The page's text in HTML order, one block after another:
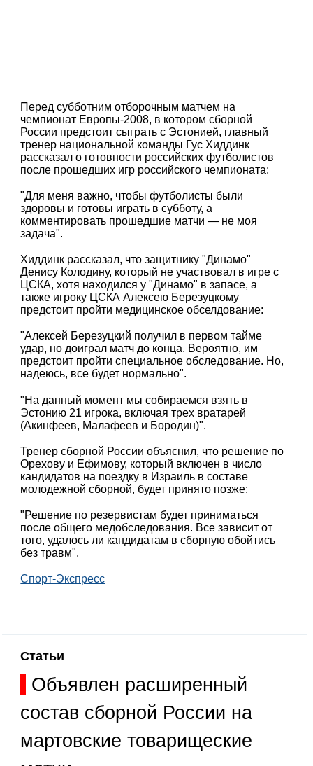
Перед субботним отборочным матчем на
чемпионат Европы-2008, в котором сборной
России предстоит сыграть с Эстонией, главный
тренер национальной команды Гус Хиддинк
рассказал о готовности российских футболистов
после прошедших игр российского чемпионата:
"Для меня важно, чтобы футболисты были
здоровы и готовы играть в субботу, а
комментировать прошедшие матчи — не моя
задача".
Хиддинк рассказал, что защитнику "Динамо"
Денису Колодину, который не участвовал в игре с
ЦСКА, хотя находился у "Динамо" в запасе, а
также игроку ЦСКА Алексею Березуцкому
предстоит пройти медицинское обселдование:
"Алексей Березуцкий получил в первом тайме
удар, но доиграл матч до конца. Вероятно, им
предстоит пройти специальное обследование. Но,
надеюсь, все будет нормально".
"На данный момент мы собираемся взять в
Эстонию 21 игрока, включая трех вратарей
(Акинфеев, Малафеев и Бородин)".
Тренер сборной России объяснил, что решение по
Орехову и Ефимову, который включен в число
кандидатов на поездку в Израиль в составе
молодежной сборной, будет принято позже:
"Решение по резервистам будет приниматься
после общего медобследования. Все зависит от
того, удалось ли кандидатам в сборную обойтись
без травм".
Спорт-Экспресс
Статьи
Объявлен расширенный
состав сборной России на
мартовские товарищеские